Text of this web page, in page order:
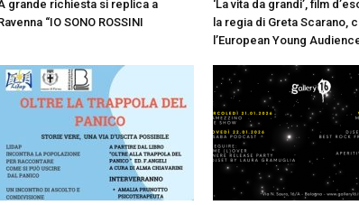
grande richiesta si replica a
“IO SONO ROSSINI
‘La vita da grandi’, film
la regia di Greta Scarano,
l’European Young